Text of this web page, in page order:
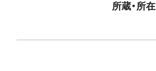
所蔵・所在